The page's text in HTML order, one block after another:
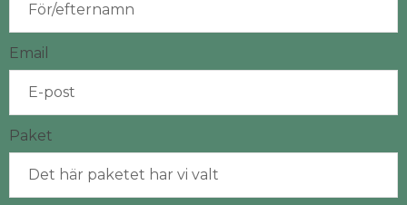
Email
Paket